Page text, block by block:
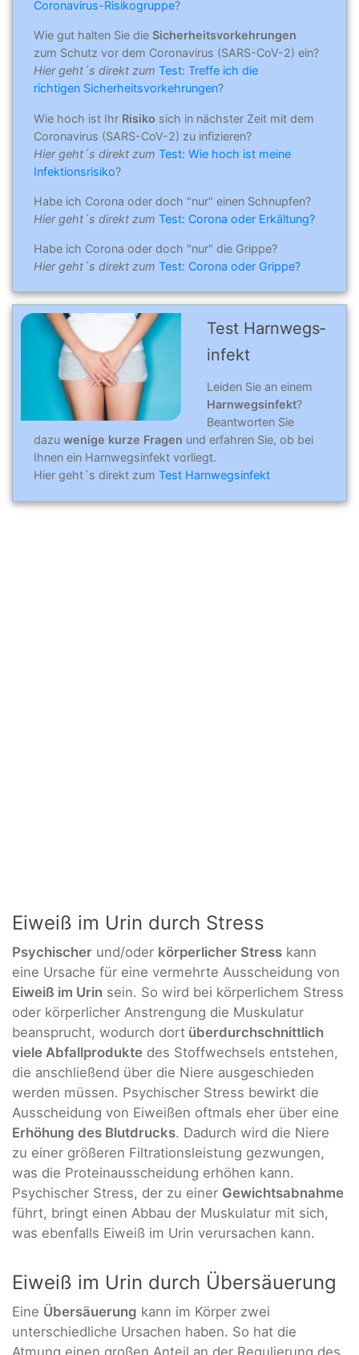
Coronavirus-Risikogruppe?
Wie gut halten Sie die Sicherheitsvorkehrungen
zum Schutz vor dem Coronavirus (SARS-CoV-2) ein?
Hier geht´s direkt zum Test: Treffe ich die
richtigen Sicherheitsvorkehrungen?
Wie hoch ist Ihr Risiko sich in nächster Zeit mit dem
Coronavirus (SARS-CoV-2) zu infizieren?
Hier geht´s direkt zum Test: Wie hoch ist meine
Infektionsrisiko?
Habe ich Corona oder doch "nur" einen Schnupfen?
Hier geht´s direkt zum Test: Corona oder Erkältung?
Habe ich Corona oder doch "nur" die Grippe?
Hier geht´s direkt zum Test: Corona oder Grippe?
Test Harn­wegs­
in­fekt
Leiden Sie an einem
Harnwegsinfekt?
Beantworten Sie
dazu wenige kurze Fragen und erfahren Sie, ob bei
Ihnen ein Harnwegsinfekt vorliegt.
Hier geht´s direkt zum Test Harnwegsinfekt
Eiweiß im Urin durch Stress
Psychischer und/oder körperlicher Stress kann
eine Ursache für eine vermehrte Ausscheidung von
Eiweiß im Urin sein. So wird bei körperlichem Stress
oder körperlicher Anstrengung die Muskulatur
beansprucht, wodurch dort überdurchschnittlich
viele Abfallprodukte des Stoffwechsels entstehen,
die anschließend über die Niere ausgeschieden
werden müssen. Psychischer Stress bewirkt die
Ausscheidung von Eiweißen oftmals eher über eine
Erhöhung des Blutdrucks. Dadurch wird die Niere
zu einer größeren Filtrationsleistung gezwungen,
was die Proteinausscheidung erhöhen kann.
Psychischer Stress, der zu einer Gewichtsabnahme
führt, bringt einen Abbau der Muskulatur mit sich,
was ebenfalls Eiweiß im Urin verursachen kann.
Eiweiß im Urin durch Übersäuerung
Eine Übersäuerung kann im Körper zwei
unterschiedliche Ursachen haben. So hat die
Atmung einen großen Anteil an der Regulierung des